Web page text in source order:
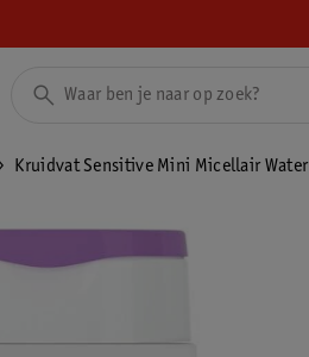
Kruidvat Sensitive Mini Micellair Water